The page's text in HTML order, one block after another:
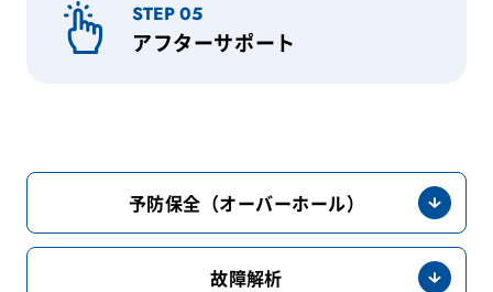
STEP 05
アフターサポート
予防保全（オーバーホール）
故障解析